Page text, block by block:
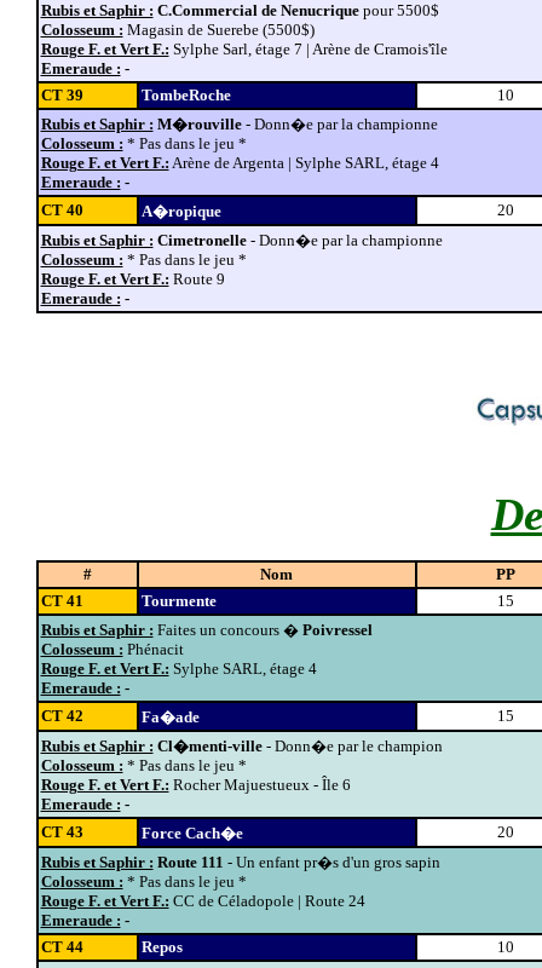
Rubis et Saphir : C.Commercial de Nenucriquepour 5500$
Colosseum : Magasin de Suerebe (5500$)
Rouge F. et Vert F.: Sylphe Sarl, étage 7 | Arène de Cramois'île
Emeraude : -
CT 39
TombeRoche
10
Rubis et Saphir : M�rouville- Donn�e par la championne
Colosseum : * Pas dans le jeu *
Rouge F. et Vert F.: Arène de Argenta | Sylphe SARL, étage 4
Emeraude : -
CT 40
A�ropique
20
Rubis et Saphir : Cimetronelle- Donn�e par la championne
Colosseum : * Pas dans le jeu *
Rouge F. et Vert F.: Route 9
Emeraude : -
# Nom
PP
CT 41
Tourmente
15
Rubis et Saphir : Faites un concours � Poivressel
Colosseum : Phénacit
Rouge F. et Vert F.: Sylphe SARL, étage 4
Emeraude : -
CT 42
Fa�ade
15
Rubis et Saphir : Cl�menti-ville- Donn�e par le champion
Colosseum : * Pas dans le jeu *
Rouge F. et Vert F.: Rocher Majuestueux - Île 6
Emeraude : -
CT 43
Force Cach�e
20
Rubis et Saphir : Route 111 - Un enfant pr�s d'un gros sapin
Colosseum : * Pas dans le jeu *
Rouge F. et Vert F.: CC de Céladopole | Route 24
Emeraude : -
CT 44
Repos
10